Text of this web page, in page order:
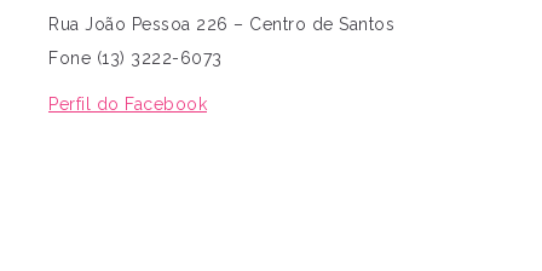
Rua João Pessoa 226 – Centro de Santos
Fone (13) 3222-6073
Perfil do Facebook